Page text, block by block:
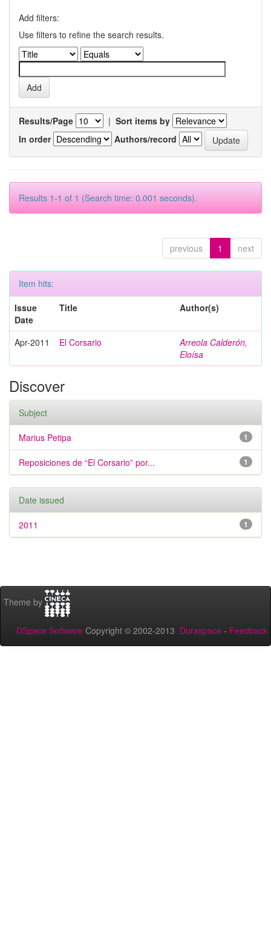
Add filters:
Use filters to refine the search results.
Results/Page | Sort items by
In order
Authors/record
Results 1-1 of 1 (Search time: 0.001 seconds).
previous 1 next
Item hits:
Issue
Date
Title Author(s)
Apr-2011 El Corsario
Arreola Calderón,
Eloísa
Discover
Subject
1
Marius Petipa
1
Reposiciones de “El Corsario” por...
Date issued
1
2011
Theme by
DSpace Software Copyright © 2002-2013 Duraspace - Feedback